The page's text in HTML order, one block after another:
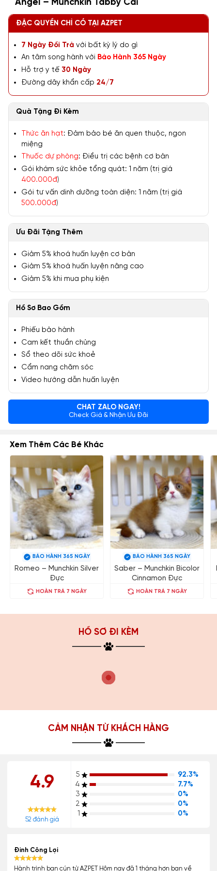
Angel – Munchkin Tabby Cái
ĐẶC QUYỀN CHỈ CÓ TẠI AZPET
7 Ngày Đổi Trả với bất kỳ lý do gì
An tâm song hành với Bảo Hành 365 Ngày
Hỗ trợ y tế 30 Ngày
Đường dây khẩn cấp 24/7
Quà Tặng Đi Kèm
Thức ăn hạt: Đảm bảo bé ăn quen thuộc, ngon
miệng
Thuốc dự phòng: Điều trị các bệnh cơ bản
Gói khám sức khỏe tổng quát: 1 năm (trị giá
400.000đ)
Gói tư vấn dinh dưỡng toàn diện: 1 năm (trị giá
500.000đ)
Ưu Đãi Tặng Thêm
Giảm 5% khoá huấn luyện cơ bản
Giảm 5% khoá huấn luyện nâng cao
Giảm 5% khi mua phụ kiện
Hồ Sơ Bao Gồm
Phiếu bảo hành
Cam kết thuần chủng
Sổ theo dõi sức khoẻ
Cẩm nang chăm sóc
Video hướng dẫn huấn luyện
CHAT ZALO NGAY!
Check Giá & Nhận Ưu Đãi
Xem Thêm Các Bé Khác
BẢO HÀNH 365 NGÀY
Romeo – Munchkin Silver
Đực
HOÀN TRẢ 7 NGÀY
BẢO HÀNH 365 NGÀY
Saber – Munchkin Bicolor
Cinnamon Đực
HOÀN TRẢ 7 NGÀY
HỒ SƠ ĐI KÈM
CẢM NHẬN TỪ KHÁCH HÀNG
4.9
52 đánh giá
5
92.3%
4
7.7%
3
0%
2
0%
1
0%
Đinh Công Lợi
Hành trình bạn cún từ AZPET Hôm nay đã 1 tháng hơn bạn về